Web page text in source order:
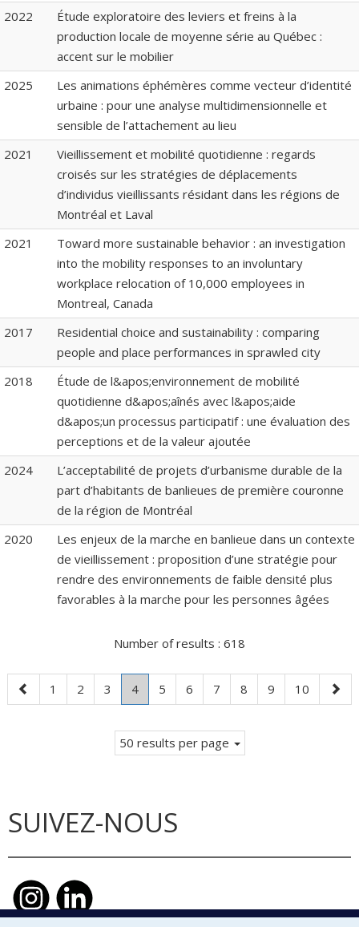
2022
Étude exploratoire des leviers et freins à la
production locale de moyenne série au Québec :
accent sur le mobilier
2025
Les animations éphémères comme vecteur d’identité
urbaine : pour une analyse multidimensionnelle et
sensible de l’attachement au lieu
2021
Vieillissement et mobilité quotidienne : regards
croisés sur les stratégies de déplacements
d’individus vieillissants résidant dans les régions de
Montréal et Laval
2021
Toward more sustainable behavior : an investigation
into the mobility responses to an involuntary
workplace relocation of 10,000 employees in
Montreal, Canada
2017
Residential choice and sustainability : comparing
people and place performances in sprawled city
2018
Étude de l&apos;environnement de mobilité
quotidienne d&apos;aînés avec l&apos;aide
d&apos;un processus participatif : une évaluation des
perceptions et de la valeur ajoutée
2024
L’acceptabilité de projets d’urbanisme durable de la
part d’habitants de banlieues de première couronne
de la région de Montréal
2020
Les enjeux de la marche en banlieue dans un contexte
de vieillissement : proposition d’une stratégie pour
rendre des environnements de faible densité plus
favorables à la marche pour les personnes âgées
Number of results : 618
Previous
page
Page
1 Page
2 Page
3 Page
4.
Current
page.
Page
5 Page
6 Page
7 Page
8 Page
9 Page
10
Next
page
50 results per page
SUIVEZ-NOUS